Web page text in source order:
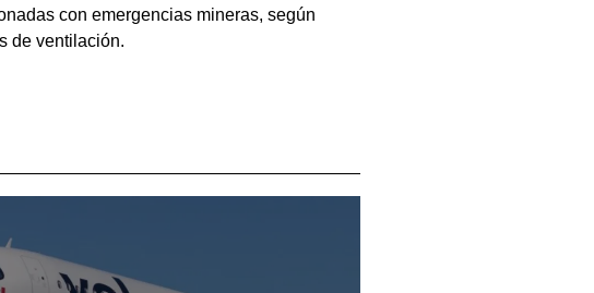
con emergencias mineras, según
de ventilación.